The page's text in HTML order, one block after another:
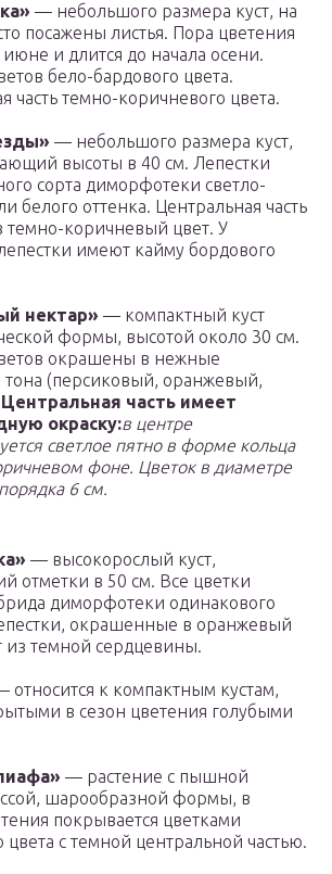
— небольшого размера куст, на
посажены листья. Пора цветения
июне и длится до начала осени.
бело-бардового цвета.
часть темно-коричневого цвета.
— небольшого размера куст,
высоты в 40 см. Лепестки
сорта диморфотеки светло-
белого оттенка. Центральная часть
темно-коричневый цвет. У
имеют кайму бордового
нектар» — компактный куст
формы, высотой около 30 см.
окрашены в нежные
тона (персиковый, оранжевый,
Центральная часть имеет
окраску:в центре
светлое пятно в форме кольца
фоне. Цветок в диаметре
6 см.
— высокорослый куст,
отметки в 50 см. Все цветки
диморфотеки одинакового
окрашенные в оранжевый
из темной сердцевины.
относится к компактным кустам,
в сезон цветения голубыми
— растение с пышной
шарообразной формы, в
покрывается цветками
цвета с темной центральной частью.